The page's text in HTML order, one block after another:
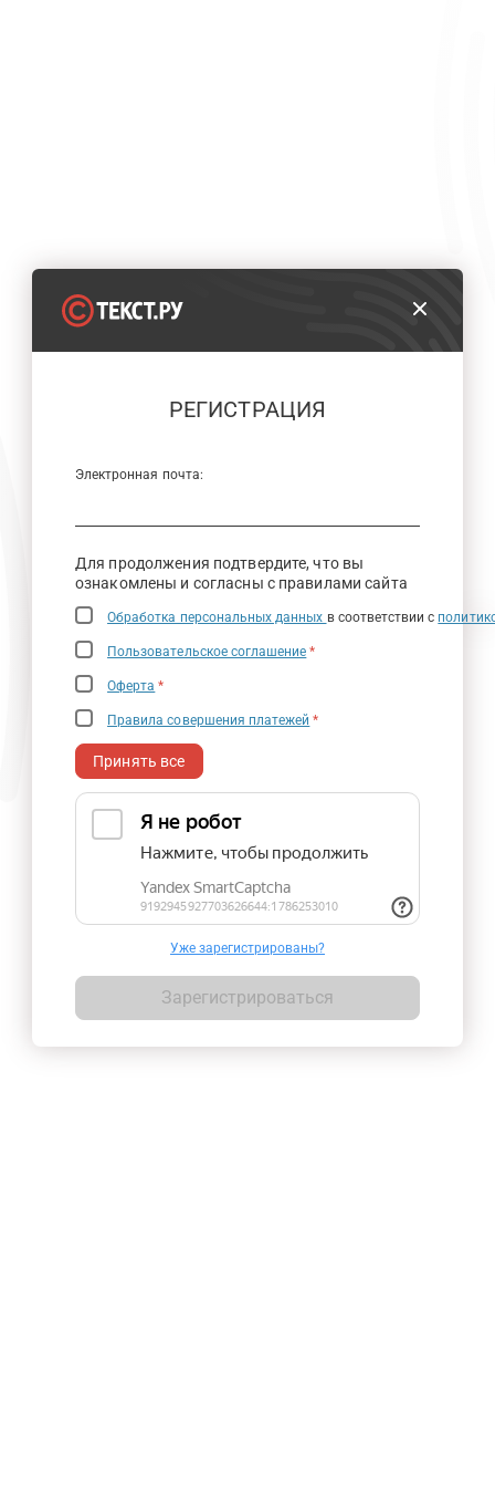
РЕГИСТРАЦИЯ
Электронная почта:
Для продолжения подтвердите, что вы
ознакомлены и согласны с правилами сайта
Обработка персональных данных в соответствии с
Пользовательское соглашение *
Оферта *
Правила совершения платежей *
Принять все
Уже зарегистрированы?
Зарегистрироваться